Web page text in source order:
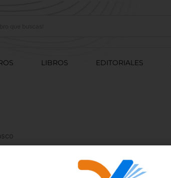
LIBROS EDITORIALES